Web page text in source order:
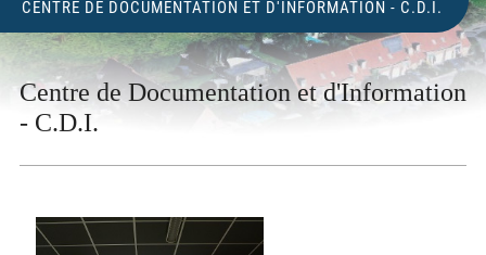
CENTRE DE DOCUMENTATION ET D'INFORMATION - C.D.I.
Centre de Documentation et d'Information
- C.D.I.